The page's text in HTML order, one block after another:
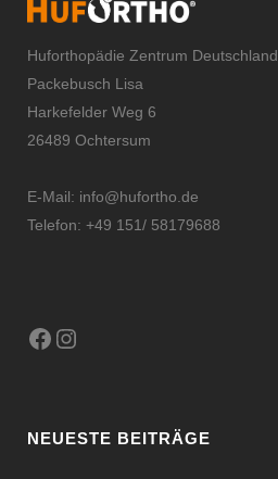
Huforthopädie Zentrum Deutschland
Packebusch Lisa
Harkefelder Weg 6
26489 Ochtersum
E-Mail: info@hufortho.de
Telefon: +49 151/ 58179688
Facebook
Instagram
NEUESTE BEITRÄGE